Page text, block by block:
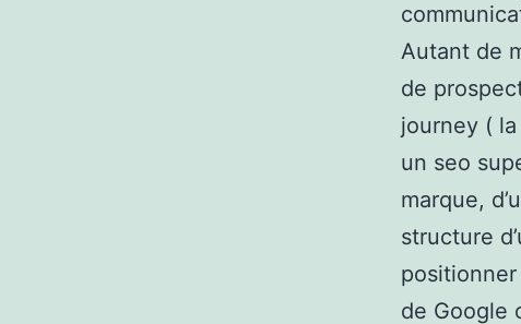
Autant de
de
journey (
un seo
marque,
structure
de Google